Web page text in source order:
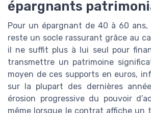
épargnants
Pour un épargnant de 40 à 60
reste un socle rassurant grâce au
il ne suffit plus à lui seul pour
transmettre un patrimoine
moyen de ces supports en euros,
sur la plupart des dernières
érosion progressive du pouvoir
même lorsque le contrat affiche un